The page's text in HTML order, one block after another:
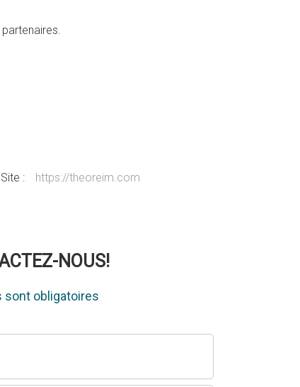
Site : https://theoreim.com
NOUS!
sont obligatoires